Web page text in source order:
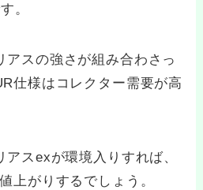
。
アスの強さが組み合わさっ
仕様はコレクター需要が高
スexが環境入りすれば、
上がりするでしょう。